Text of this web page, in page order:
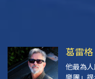
葛雷
他最為